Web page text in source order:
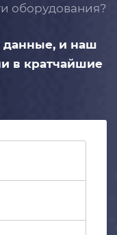
оборудования?
данные, и наш
в кратчайшие